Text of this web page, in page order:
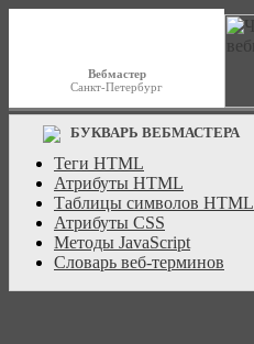
Вебмастер
Санкт-Петербург
БУКВАРЬ ВЕБМАСТЕРА
Теги HTML
Атрибуты HTML
Таблицы символов HTML
Атрибуты CSS
Методы JavaScript
Словарь веб-терминов